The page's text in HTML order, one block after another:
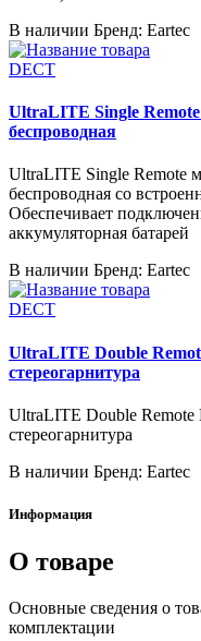
В наличии Бренд: Eartec
DECT
UltraLITE Single
беспроводная
UltraLITE Single Remote
беспроводная со
Обеспечивает
аккумуляторная батарей
В наличии Бренд: Eartec
DECT
UltraLITE Double
стереогарнитура
UltraLITE Double Remote
стереогарнитура
В наличии Бренд: Eartec
Информация
О товаре
Основные сведения о
комплектации